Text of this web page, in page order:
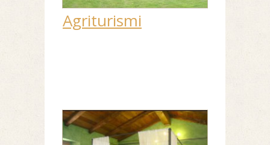
Agriturismi